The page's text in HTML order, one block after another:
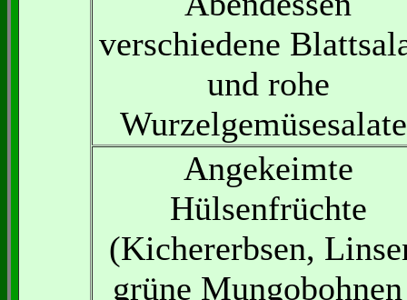
verschiedene
und rohe
Angekeimte
Hülsenfrüchte
(Kichererbsen,
grüne